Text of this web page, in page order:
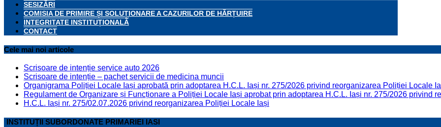
SESIZĂRI
COMISIA DE PRIMIRE ȘI SOLUȚIONARE A CAZURILOR DE HĂRȚUIRE
INTEGRITATE INSTITUȚIONALĂ
CONTACT
Cele mai noi articole
Scrisoare de intenție service auto 2026
Scrisoare de intenție – pachet servicii de medicina muncii
Organigrama Poliției Locale Iași aprobată prin adoptarea H.C.L. Iași nr. 275/2026 privind reorganizarea Poliției Locale
Regulament de Organizare și Funcționare a Poliției Locale Iași aprobat prin adoptarea H.C.L. Iași nr. 275/2026 privind
H.C.L. Iași nr. 275/02.07.2026 privind reorganizarea Poliției Locale Iași
INSTITUȚII SUBORDONATE PRIMARIEI IASI